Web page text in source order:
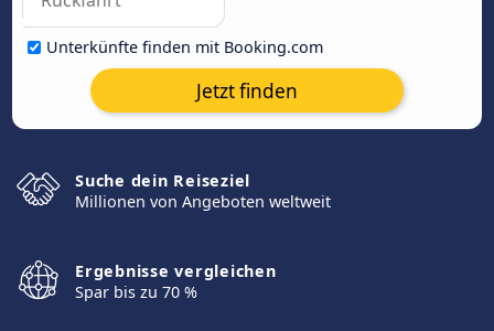
Unterkünfte finden mit Booking.com
Jetzt finden
Suche dein Reiseziel
Millionen von Angeboten weltweit
Ergebnisse vergleichen
Spar bis zu 70 %